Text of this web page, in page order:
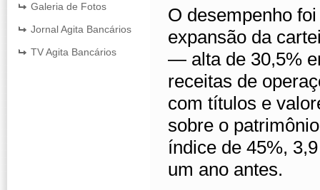
Galeria de Fotos
Jornal Agita Bancários
TV Agita Bancários
O desempenho
expansão da
— alta de 30,5%
receitas de
com títulos e
sobre o
índice de 45%,
um ano antes.